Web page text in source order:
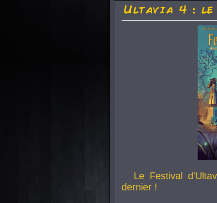
Ultavia 4 :
Le Festival
dernier !